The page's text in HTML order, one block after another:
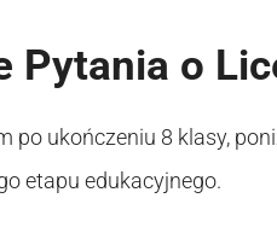
Pytania o
ukończeniu 8 klasy,
etapu edukacyjnego.